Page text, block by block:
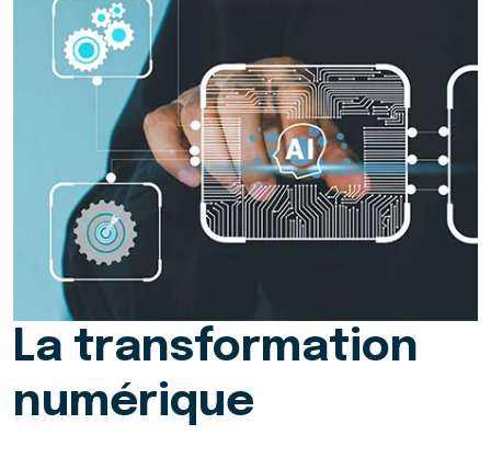
La transformation
numérique